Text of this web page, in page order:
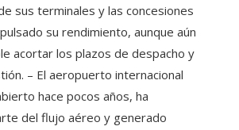
sus terminales y las concesiones
su rendimiento, aunque aún
acortar los plazos de despacho y
– El aeropuerto internacional
hace pocos años, ha
del flujo aéreo y generado